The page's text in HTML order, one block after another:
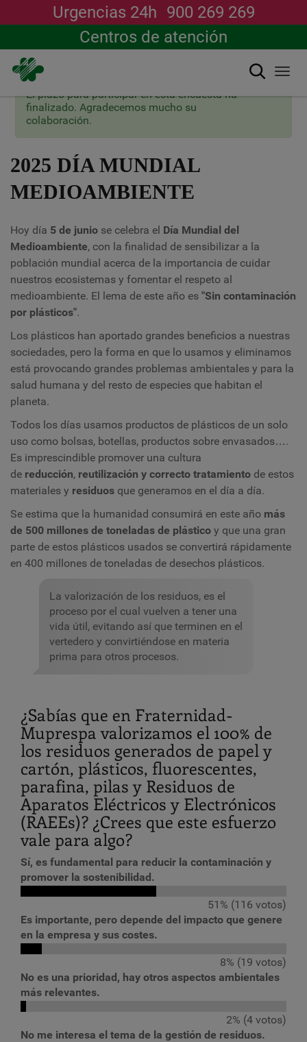
Pasar
contenido
principal
Urgencias 24h 900 269 269
Centros de atención
Buscar
2025 DÍA MUNDIAL
MEDIOAMBIENTE
Hoy día 5 de junio se celebra el Día Mundial del
Medioambiente, con la finalidad de sensibilizar a la
población mundial acerca de la importancia de cuidar
nuestros ecosistemas y fomentar el respeto al
medioambiente. El lema de este año es "Sin contaminación
por plásticos".
Los plásticos han aportado grandes beneficios a nuestras
sociedades, pero la forma en que lo usamos y eliminamos
está provocando grandes problemas ambientales y para la
salud humana y del resto de especies que habitan el
planeta.
Todos los días usamos productos de plásticos de un solo
uso como bolsas, botellas, productos sobre envasados….
Es imprescindible promover una cultura
de reducción, reutilización y correcto tratamiento de estos
materiales y residuos que generamos en el día a día.
Se estima que la humanidad consumirá en este año más
de 500 millones de toneladas de plástico y que una gran
parte de estos plásticos usados ​​se convertirá rápidamente
en 400 millones de toneladas de desechos plásticos.
La valorización de los residuos, es el
proceso por el cual vuelven a tener una
vida útil, evitando así que terminen en el
vertedero y convirtiéndose en materia
prima para otros procesos.
×
Mensaje
de
estado
El plazo para participar en esta encuesta ha
finalizado. Agradecemos mucho su
colaboración.
¿Sabías que en Fraternidad-
Muprespa valorizamos el 100% de
los residuos generados de papel y
cartón, plásticos, fluorescentes,
parafina, pilas y Residuos de
Aparatos Eléctricos y Electrónicos
(RAEEs)? ¿Crees que este esfuerzo
vale para algo?
Sí, es fundamental para reducir la contaminación y
promover la sostenibilidad.
51% (116 votos)
Es importante, pero depende del impacto que genere
en la empresa y sus costes.
8% (19 votos)
No es una prioridad, hay otros aspectos ambientales
más relevantes.
2% (4 votos)
No me interesa el tema de la gestión de residuos.